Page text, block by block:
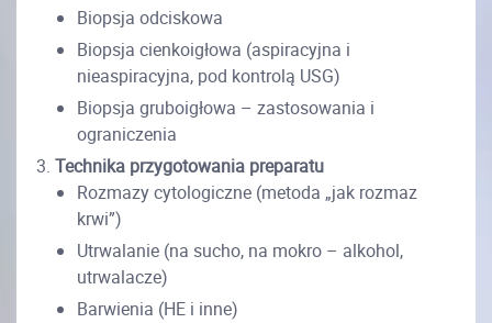
Biopsja odciskowa
Biopsja cienkoigłowa (aspiracyjna i
nieaspiracyjna, pod kontrolą USG)
Biopsja gruboigłowa – zastosowania i
ograniczenia
Technika przygotowania preparatu
Rozmazy cytologiczne (metoda „jak rozmaz
krwi”)
Utrwalanie (na sucho, na mokro – alkohol,
utrwalacze)
Barwienia (HE i inne)